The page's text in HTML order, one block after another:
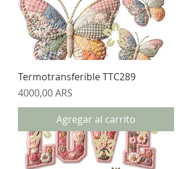
Termotransferible TTC289
Precio
4000,00 ARS
Agregar al carrito